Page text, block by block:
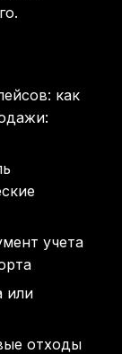
как
учета
или
отходы